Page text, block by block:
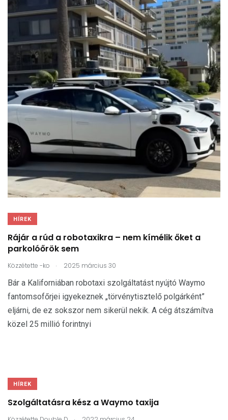
HÍREK
Rájár a rúd a robotaxikra – nem kímélik őket a
parkolóőrök sem
Közzétette -ko . 2025 március 30
Bár a Kaliforniában robotaxi szolgáltatást nyújtó Waymo
fantomsofőrjei igyekeznek „törvénytisztelő polgárként”
eljárni, de ez sokszor nem sikerül nekik. A cég átszámítva
közel 25 millió forintnyi
HÍREK
Szolgáltatásra kész a Waymo taxija
.